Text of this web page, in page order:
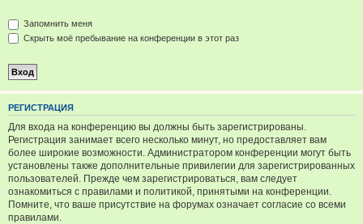
Запомнить меня
Скрыть моё пребывание на конференции в этот раз
РЕГИСТРАЦИЯ
Для входа на конференцию вы должны быть зарегистрированы.
Регистрация занимает всего несколько минут, но предоставляет вам
более широкие возможности. Администратором конференции могут быть
установлены также дополнительные привилегии для зарегистрированных
пользователей. Прежде чем зарегистрироваться, вам следует
ознакомиться с правилами и политикой, принятыми на конференции.
Помните, что ваше присутствие на форумах означает согласие со всеми
правилами.